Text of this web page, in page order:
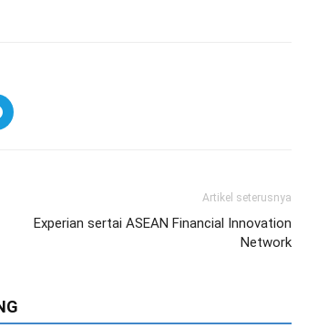
Artikel seterusnya
Experian sertai ASEAN Financial Innovation
Network